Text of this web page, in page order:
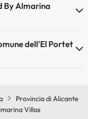
By Almarina
piscina e sulle altri
dell'El Portet
Provincia di Alicante
Villas